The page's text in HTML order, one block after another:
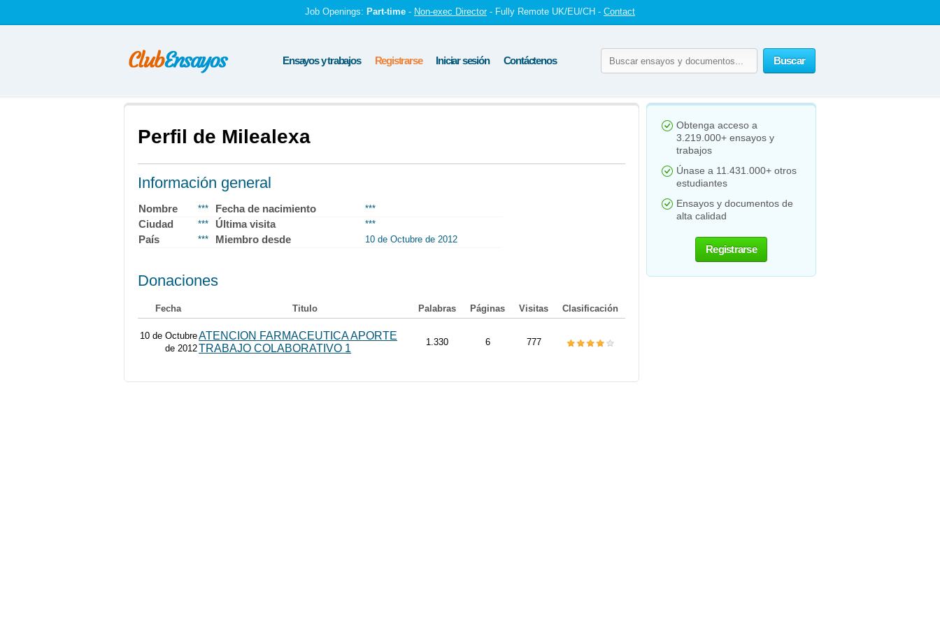
Job Openings: Part-time - Non-exec Director - Fully Remote UK/EU/CH - Contact
Buscar
Ensayos y trabajos Registrarse Iniciar sesión Contáctenos
Perfil de Milealexa
Información general
Nombre *** Fecha de nacimiento ***
Ciudad *** Última visita ***
País *** Miembro desde 10 de Octubre de 2012
Donaciones
Fecha Titulo Palabras Páginas Visitas Clasificación
10 de Octubre
de 2012
ATENCION FARMACEUTICA APORTE
TRABAJO COLABORATIVO 1
1.330 6 777
Obtenga acceso a
3.219.000+ ensayos y
trabajos
Únase a 11.431.000+ otros
estudiantes
Ensayos y documentos de
alta calidad
Registrarse